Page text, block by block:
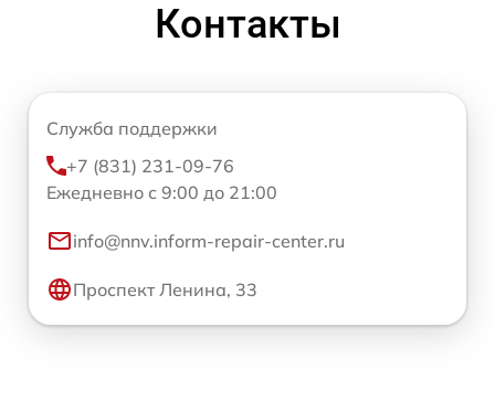
Контакты
Служба поддержки
+7 (831) 231-09-76
Ежедневно с 9:00 до 21:00
info@nnv.inform-repair-center.ru
Проспект Ленина, 33